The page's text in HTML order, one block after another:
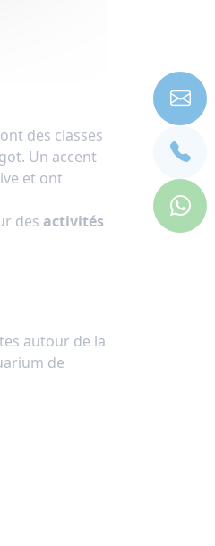
des classes
Un accent
et ont
des activités
autour de la
de